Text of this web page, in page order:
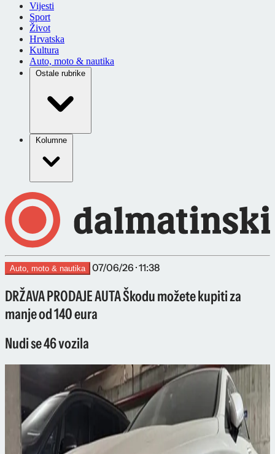
Vijesti
Sport
Život
Hrvatska
Kultura
Auto, moto & nautika
Ostale rubrike
Kolumne
Auto, moto & nautika 07/06/26 · 11:38
DRŽAVA PRODAJE AUTA Škodu možete kupiti za
manje od 140 eura
Nudi se 46 vozila